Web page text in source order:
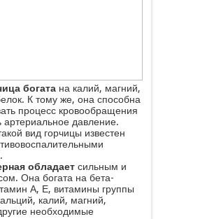
богатана калий, магний,
К тому же, она способна
процесс кровообращения
артериальное давление.
вид горчицы известен
обладаетсильным и
Она богата на бета-
А, Е, витамины группы
калий, магний,
необходимые